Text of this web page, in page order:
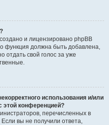
и лицензировано phpBB
функция должна быть добавлена,
отдать свой голос за уже
использования и/или
этой конференцией?
перечисленных в
вы не получили ответа,